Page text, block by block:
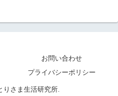
お問い合わせ
プライバシーポリシー
さま生活研究所.